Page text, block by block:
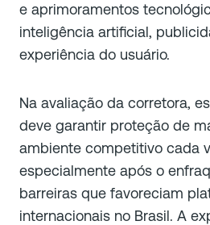
e aprimoramentos
inteligência artificial,
experiência do usuário.
Na avaliação da corretora,
deve garantir proteção de
ambiente competitivo cada
especialmente após o
barreiras que favoreciam
internacionais no Brasil. A